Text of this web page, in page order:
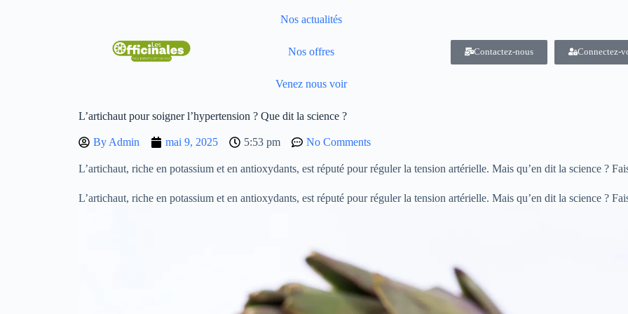
Nos actualités
Nos offres
Venez nous voir
Contactez-nous Connectez-
L’artichaut pour soigner l’hypertension ? Que dit la science ?
By Admin mai 9, 2025 5:53 pm No Comments
L’artichaut, riche en potassium et en antioxydants, est réputé pour réguler la tension artérielle. Mais qu’en dit la science ?
L’artichaut, riche en potassium et en antioxydants, est réputé pour réguler la tension artérielle. Mais qu’en dit la science ?